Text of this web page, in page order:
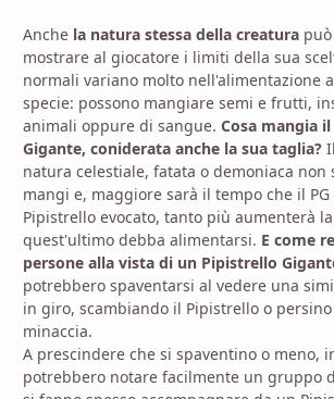
Anche la natura stessa della creatura
mostrare al giocatore i limiti della sua
normali variano molto nell'alimentazione
specie: possono mangiare semi e frutti,
animali oppure di sangue. Cosa mangia
Gigante, coniderata anche la sua taglia?
natura celestiale, fatata o demoniaca non
mangi e, maggiore sarà il tempo che il
Pipistrello evocato, tanto più aumenterà
quest'ultimo debba alimentarsi. E come
persone alla vista di un Pipistrello
potrebbero spaventarsi al vedere una
in giro, scambiando il Pipistrello o persino
minaccia.
A prescindere che si spaventino o meno,
potrebbero notare facilmente un gruppo